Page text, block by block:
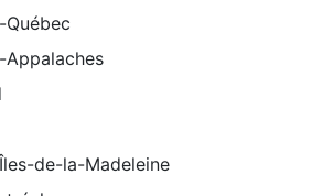
Appalaches
de-la-Madeleine